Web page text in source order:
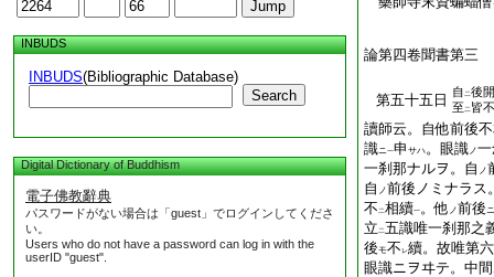
INBUDS
INBUDS(Bibliographic Database)
Search
Digital Dictionary of Buddhism
電子佛教辭典
パスワードがない場合は「guest」でログインしてくださ
い。
Users who do not have a password can log in with the
userID "guest".
論第四卷聞書第三
第五十五日 自 二後
至 二 皆
讀師云。自他前後
識ニ一申 サハ。眼識ノ
一刹那ナルヲ。自 ノ
自 ノ前後ノミナラス
不 二相續一。他 ノ前後ニ
立 二五識唯一刹那之
後モ不 レ續。故唯第
眼識ニヲヰテ。中間